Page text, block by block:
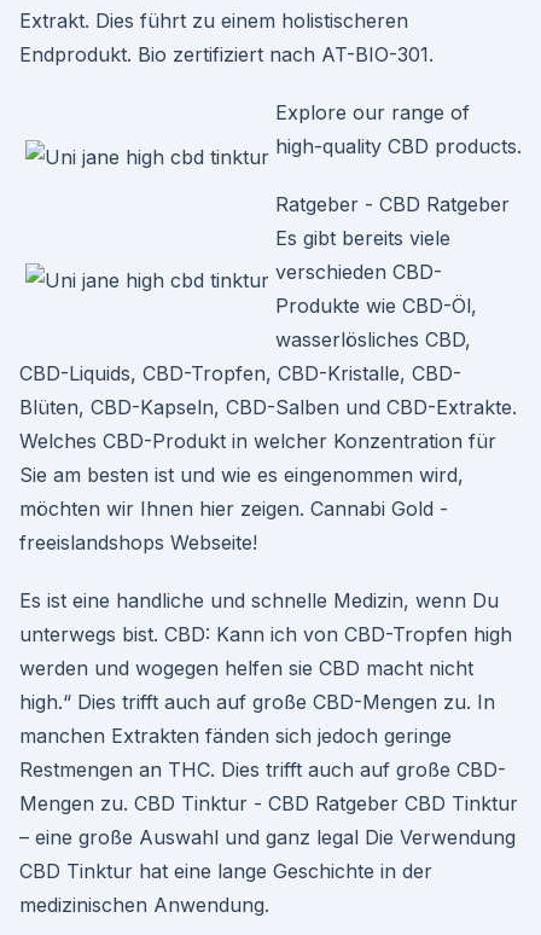
Extrakt. Dies führt zu einem holistischeren
Endprodukt. Bio zertifiziert nach AT-BIO-301.
Explore our range of
high-quality CBD products.
Ratgeber - CBD Ratgeber
Es gibt bereits viele
verschieden CBD-
Produkte wie CBD-Öl,
wasserlösliches CBD,
CBD-Liquids, CBD-Tropfen, CBD-Kristalle, CBD-
Blüten, CBD-Kapseln, CBD-Salben und CBD-Extrakte.
Welches CBD-Produkt in welcher Konzentration für
Sie am besten ist und wie es eingenommen wird,
möchten wir Ihnen hier zeigen. Cannabi Gold -
freeislandshops Webseite!
Es ist eine handliche und schnelle Medizin, wenn Du
unterwegs bist. CBD: Kann ich von CBD-Tropfen high
werden und wogegen helfen sie CBD macht nicht
high.“ Dies trifft auch auf große CBD-Mengen zu. In
manchen Extrakten fänden sich jedoch geringe
Restmengen an THC. Dies trifft auch auf große CBD-
Mengen zu. CBD Tinktur - CBD Ratgeber CBD Tinktur
– eine große Auswahl und ganz legal Die Verwendung
CBD Tinktur hat eine lange Geschichte in der
medizinischen Anwendung.